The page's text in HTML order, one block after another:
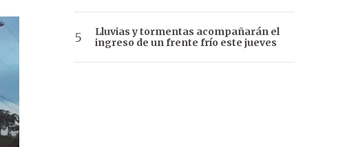
Lluvias y tormentas acompañarán el
ingreso de un frente frío este jueves